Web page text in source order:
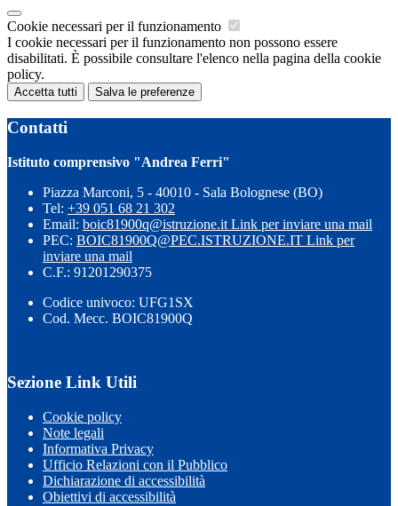
Cookie necessari per il funzionamento
I cookie necessari per il funzionamento non possono essere
disabilitati. È possibile consultare l'elenco nella pagina della cookie
policy.
Accetta tutti Salva le preferenze
Contatti
Istituto comprensivo "Andrea Ferri"
Piazza Marconi, 5 - 40010 - Sala Bolognese (BO)
Tel: +39 051 68 21 302
Email: boic81900q@istruzione.it Link per inviare una mail
PEC: BOIC81900Q@PEC.ISTRUZIONE.IT Link per
inviare una mail
C.F.: 91201290375
Codice univoco: UFG1SX
Cod. Mecc. BOIC81900Q
Sezione Link Utili
Cookie policy
Note legali
Informativa Privacy
Ufficio Relazioni con il Pubblico
Dichiarazione di accessibilità
Obiettivi di accessibilità